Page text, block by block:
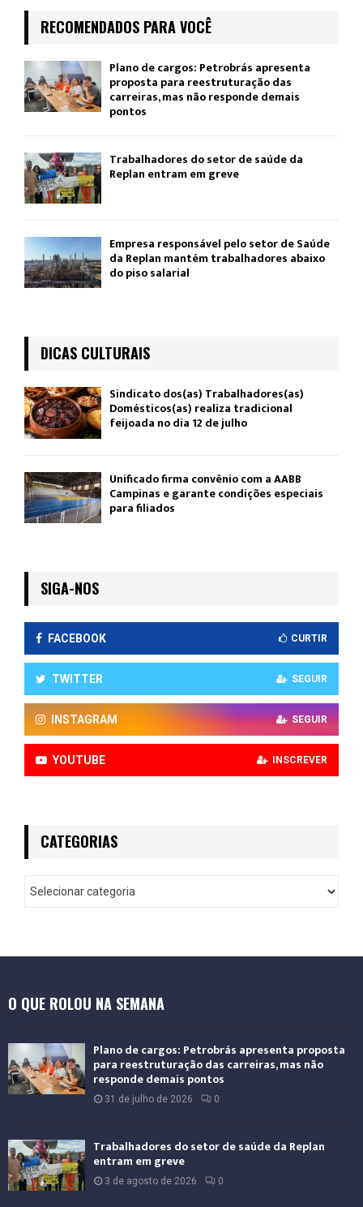
RECOMENDADOS PARA VOCÊ
Plano de cargos: Petrobrás apresenta
proposta para reestruturação das
carreiras, mas não responde demais
pontos
Trabalhadores do setor de saúde da
Replan entram em greve
Empresa responsável pelo setor de Saúde
da Replan mantém trabalhadores abaixo
do piso salarial
DICAS CULTURAIS
Sindicato dos(as) Trabalhadores(as)
Domésticos(as) realiza tradicional
feijoada no dia 12 de julho
Unificado firma convênio com a AABB
Campinas e garante condições especiais
para filiados
SIGA-NOS
FACEBOOK CURTIR
TWITTER SEGUIR
INSTAGRAM SEGUIR
YOUTUBE INSCREVER
CATEGORIAS
O QUE ROLOU NA SEMANA
Plano de cargos: Petrobrás apresenta proposta
para reestruturação das carreiras, mas não
responde demais pontos
31 de julho de 2026 0
Trabalhadores do setor de saúde da Replan
entram em greve
3 de agosto de 2026 0